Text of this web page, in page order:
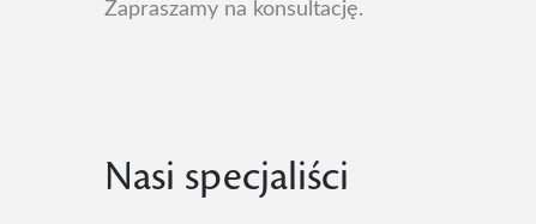
Zapraszamy na konsultację.
Nasi specjaliści